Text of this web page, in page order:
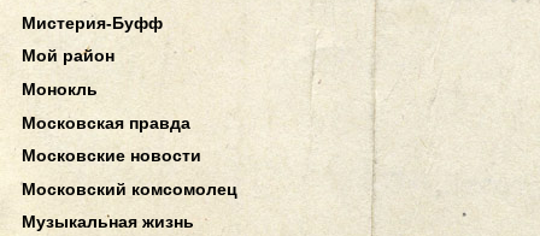
Мистерия-Буфф
Мой район
Монокль
Московская правда
Московские новости
Московский комсомолец
Музыкальная жизнь